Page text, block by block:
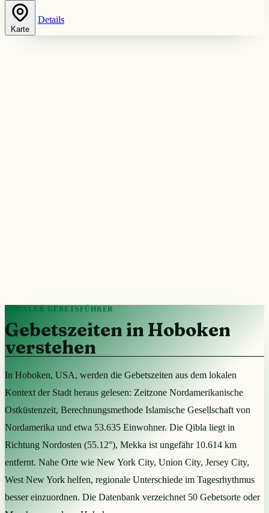
Karte
Details
LOKALER GEBETSFÜHRER
Gebetszeiten in Hoboken
verstehen
In Hoboken, USA, werden die Gebetszeiten aus dem lokalen
Kontext der Stadt heraus gelesen: Zeitzone Nordamerikanische
Ostküstenzeit, Berechnungsmethode Islamische Gesellschaft von
Nordamerika und etwa 53.635 Einwohner. Die Qibla liegt in
Richtung Nordosten (55.12°), Mekka ist ungefähr 10.614 km
entfernt. Nahe Orte wie New York City, Union City, Jersey City,
West New York helfen, regionale Unterschiede im Tagesrhythmus
besser einzuordnen. Die Datenbank verzeichnet 50 Gebetsorte oder